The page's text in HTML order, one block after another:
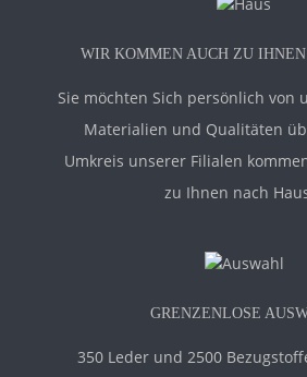
WIR KOMMEN AUCH ZU
Sie möchten Sich persönlich von
Materialien und Qualitäten
Umkreis unserer Filialen
zu Ihnen nach
GRENZENLOSE
350 Leder und 2500